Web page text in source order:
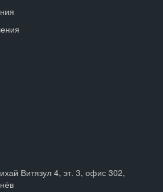
Витязул 4, эт. 3, офис 302,